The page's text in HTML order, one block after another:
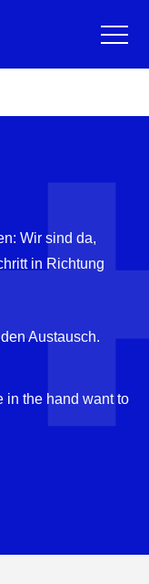
Wir sind da,
in Richtung
Austausch.